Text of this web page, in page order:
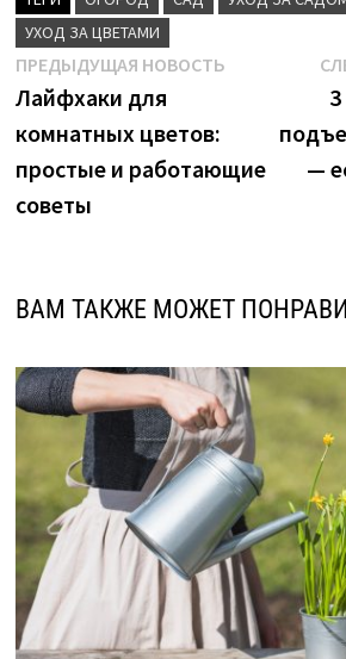
УХОД ЗА ЦВЕТАМИ
Навигация
по
записям
ПРЕДЫДУЩАЯ НОВОСТЬПредыдущая
Лайфхаки для
комнатных цветов:
простые и работающие
советы
—
ВАМ ТАКЖЕ МОЖЕТ